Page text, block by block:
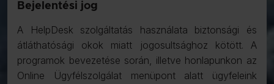
Bejelentési jog
A HelpDesk szolgáltatás használata biztonsági és
átláthatósági okok miatt jogosultsághoz kötött. A
programok bevezetése során, illetve honlapunkon az
Online Ügyfélszolgálat menüpont alatt ügyfeleink